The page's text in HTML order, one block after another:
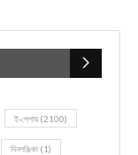
ই-পেপার (2100)
দিনপঞ্জিকা (1)